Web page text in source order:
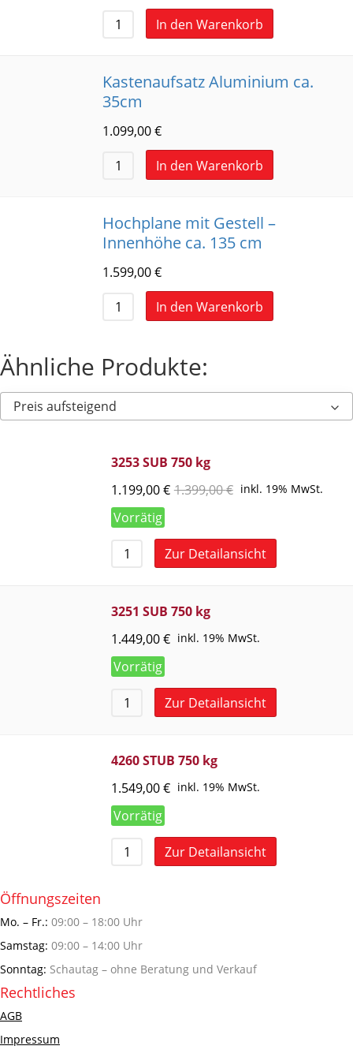
In den Warenkorb
Kastenaufsatz Aluminium ca.
35cm
1.099,00€
In den Warenkorb
Hochplane mit Gestell –
Innenhöhe ca. 135 cm
1.599,00€
In den Warenkorb
Ähnliche Produkte:
Preis aufsteigend
3253 SUB 750 kg
1.199,00€ 1.399,00€ inkl. 19% MwSt.
Vorrätig
Zur Detailansicht
3251 SUB 750 kg
1.449,00€ inkl. 19% MwSt.
Vorrätig
Zur Detailansicht
4260 STUB 750 kg
1.549,00€ inkl. 19% MwSt.
Vorrätig
Zur Detailansicht
Öffnungszeiten
Mo. – Fr.: 09:00 – 18:00 Uhr
Samstag: 09:00 – 14:00 Uhr
Sonntag: Schautag – ohne Beratung und Verkauf
Rechtliches
AGB
Impressum